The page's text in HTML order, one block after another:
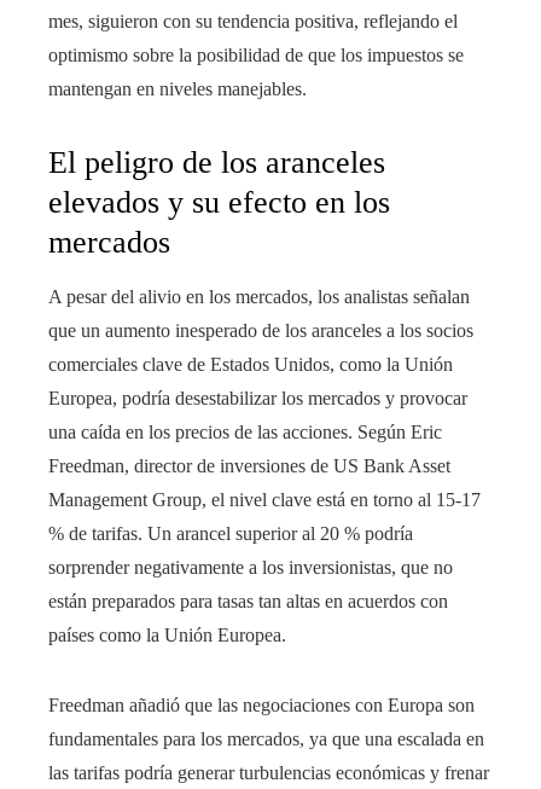
mes, siguieron con su tendencia positiva, reflejando el
optimismo sobre la posibilidad de que los impuestos se
mantengan en niveles manejables.
El peligro de los aranceles
elevados y su efecto en los
mercados
A pesar del alivio en los mercados, los analistas señalan
que un aumento inesperado de los aranceles a los socios
comerciales clave de Estados Unidos, como la Unión
Europea, podría desestabilizar los mercados y provocar
una caída en los precios de las acciones. Según Eric
Freedman, director de inversiones de US Bank Asset
Management Group, el nivel clave está en torno al 15-17
% de tarifas. Un arancel superior al 20 % podría
sorprender negativamente a los inversionistas, que no
están preparados para tasas tan altas en acuerdos con
países como la Unión Europea.
Freedman añadió que las negociaciones con Europa son
fundamentales para los mercados, ya que una escalada en
las tarifas podría generar turbulencias económicas y frenar